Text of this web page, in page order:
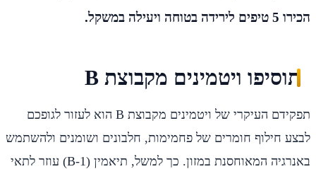
הכירו 5 טיפים לירידה בטוחה ויעילה במשקל.
תוסיפו ויטמינים מקבוצת B
תפקידם העיקרי של ויטמינים מקבוצת B הוא לעזור לגופכם
לבצע חילוף חומרים של פחמימות, חלבונים ושומנים ולהשתמש
באנרגיה המאוחסנת במזון. כך למשל, תיאמין (B-1) עוזר לתאי